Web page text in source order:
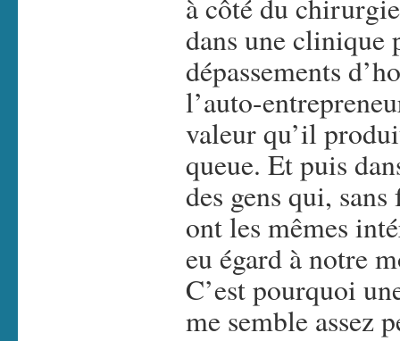
à côté du
dans une clinique
dépassements
l’auto-
valeur qu’il
queue. Et puis
des gens qui,
ont les mêmes
eu égard à notre
C’est pourquoi
me semble assez